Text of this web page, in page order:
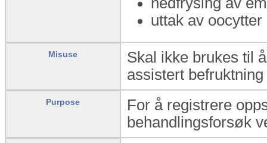
uttak av
Misuse
Skal ikke brukes til
assistert
Purpose
For å registrere
behandlingsforsøk